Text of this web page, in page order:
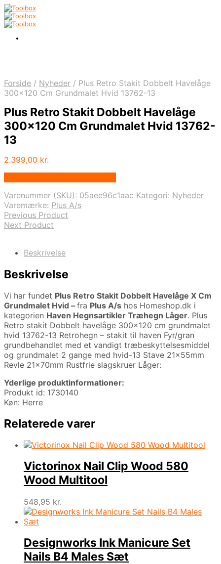
Forside / Nyheder / Plus Retro Stakit Dobbelt Havelåge
300×120 Cm Grundmalet Hvid 13762-13
Plus Retro Stakit Dobbelt Havelåge
300×120 Cm Grundmalet Hvid 13762-
13
2.399,00 kr.
Varenummer (SKU): 05aee96c1aac Kategori: Nyheder
Varemærke: Plus A/s
Previous Product
Next Product
Beskrivelse
Beskrivelse
Vi har fundet Plus Retro Stakit Dobbelt Havelåge X Cm
Grundmalet Hvid – fra Plus A/s hos Homeshop.dk i
kategorien Haven Hegnsartikler Træhegn Låger. Plus
Retro stakit Dobbelt havelåge 300×120 cm grundmalet
hvid 13762-13 Retrohegn – stakit til haven Fyr/gran
grundbehandlet med et vandigt træbeskyttelsesmiddel
og grundmalet 2 gange med hvid-13 Stave 21x55mm
Revle 21x70mm Rustfrie slagskruer Låger:
Yderlige produktinformationer:
Produkt id: 1730140
Køn: Herre
Relaterede varer
Victorinox Nail Clip Wood 580
Wood Multitool
548,95 kr.
Designworks Ink Manicure Set
Nails B4 Males Sæt